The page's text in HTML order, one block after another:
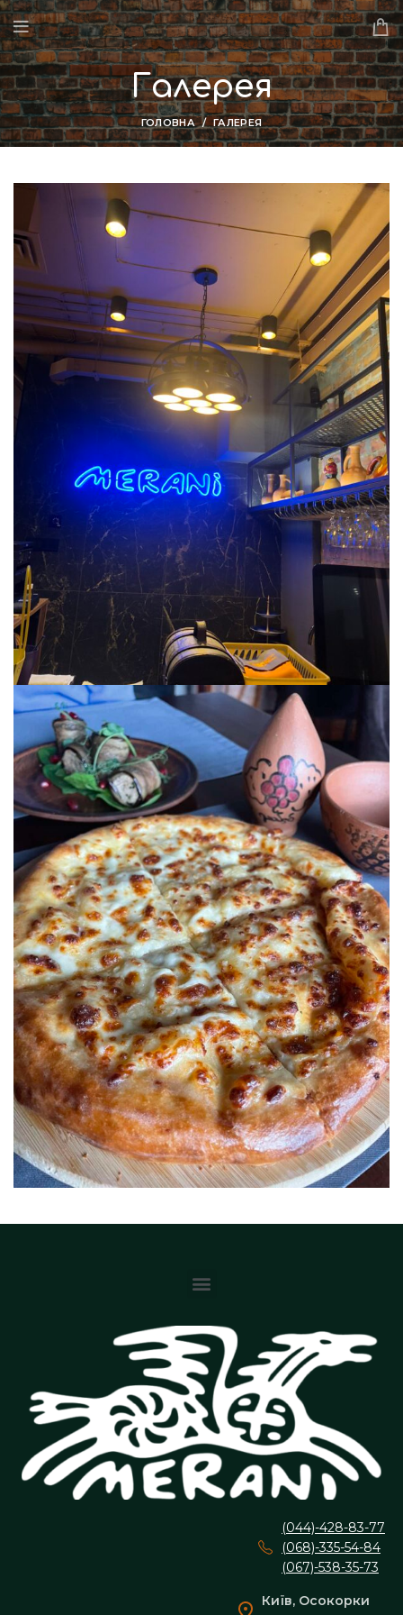
Галерея
ГОЛОВНА ГАЛЕРЕЯ
(044)-428-83-77
(068)-335-54-84
(067)-538-35-73
Київ, Осокорки